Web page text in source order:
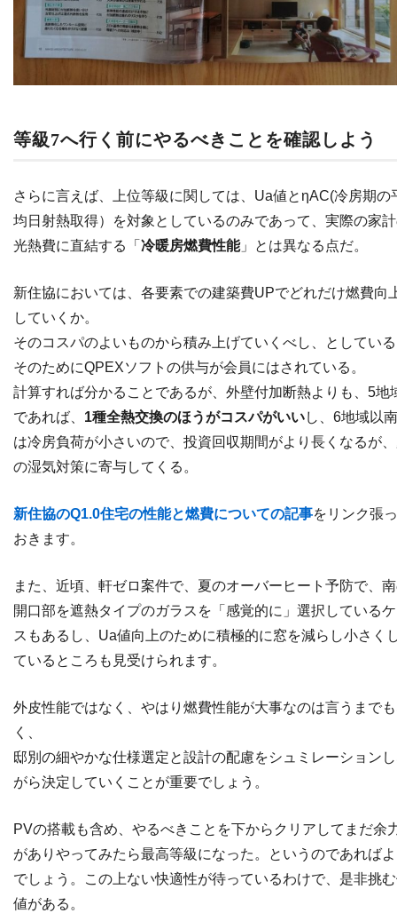
等級7へ行く前にやるべきことを確認しよう
さらに言えば、上位等級に関しては、Ua値とηAC(冷房期の
均日射熱取得）を対象としているのみであって、実際の家
光熱費に直結する「 冷暖房燃費性能」とは異なる点だ。
新住協においては、各要素での建築費UPでどれだけ燃費向
していくか。
そのコスパのよいものから積み上げていくべし、としてい
そのためにQPEXソフトの供与が会員にはされている。
計算すれば分かることであるが、外壁付加断熱よりも、5地
であれば、 1種全熱交換のほうがコスパがいいし、6地域以
は冷房負荷が小さいので、投資回収期間がより長くなるが
の湿気対策に寄与してくる。
新住協のQ1.0住宅の性能と燃費についての記事をリンク張
おきます。
また、近頃、軒ゼロ案件で、夏のオーバーヒート予防で、
開口部を遮熱タイプのガラスを「感覚的に」選択している
スもあるし、Ua値向上のために積極的に窓を減らし小さく
ているところも見受けられます。
外皮性能ではなく、やはり燃費性能が大事なのは言うまで
く、
邸別の細やかな仕様選定と設計の配慮をシュミレーション
がら決定していくことが重要でしょう。
PVの搭載も含め、やるべきことを下からクリアしてまだ余
がありやってみたら最高等級になった。というのであれば
でしょう。この上ない快適性が待っているわけで、是非挑
値がある。